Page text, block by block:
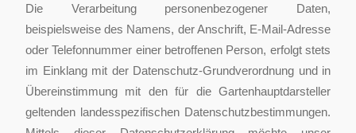
Die Verarbeitung personenbezogener Daten,
beispielsweise des Namens, der Anschrift, E-Mail-Adresse
oder Telefonnummer einer betroffenen Person, erfolgt stets
im Einklang mit der Datenschutz-Grundverordnung und in
Übereinstimmung mit den für die Gartenhauptdarsteller
geltenden landesspezifischen Datenschutzbestimmungen.